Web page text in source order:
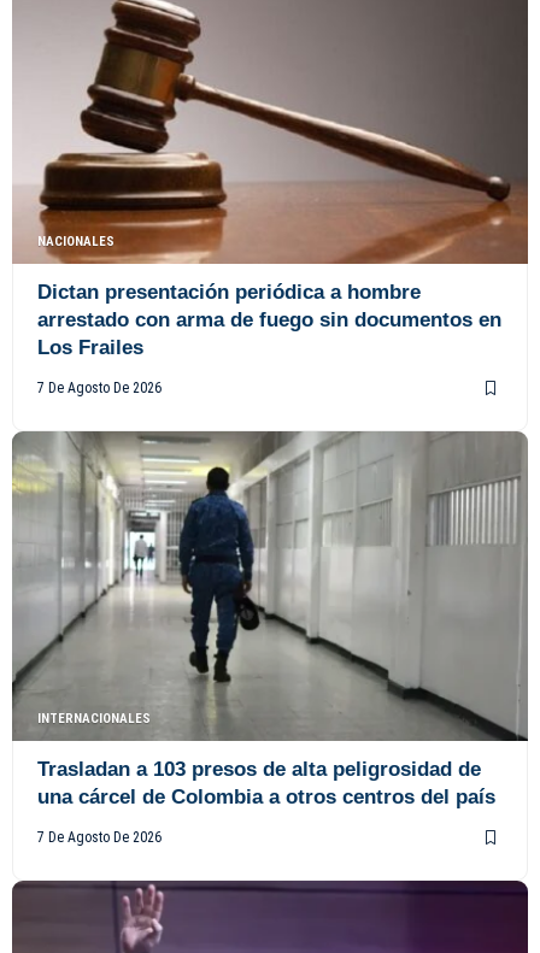
NACIONALES
Dictan presentación periódica a hombre
arrestado con arma de fuego sin documentos en
Los Frailes
7 De Agosto De 2026
INTERNACIONALES
Trasladan a 103 presos de alta peligrosidad de
una cárcel de Colombia a otros centros del país
7 De Agosto De 2026